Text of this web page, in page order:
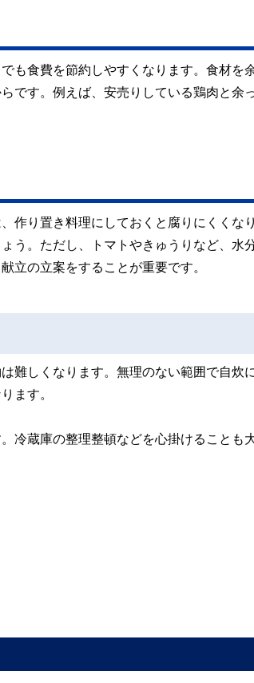
も食費を節約しやすくなります。食材を
です。例えば、安売りしている鶏肉と余
作り置き料理にしておくと腐りにくくな
う。ただし、トマトやきゅうりなど、水
立の立案をすることが重要です。
難しくなります。無理のない範囲で自炊
ます。
冷蔵庫の整理整頓などを心掛けることも